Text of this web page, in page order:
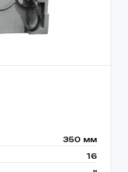
350 мм
16